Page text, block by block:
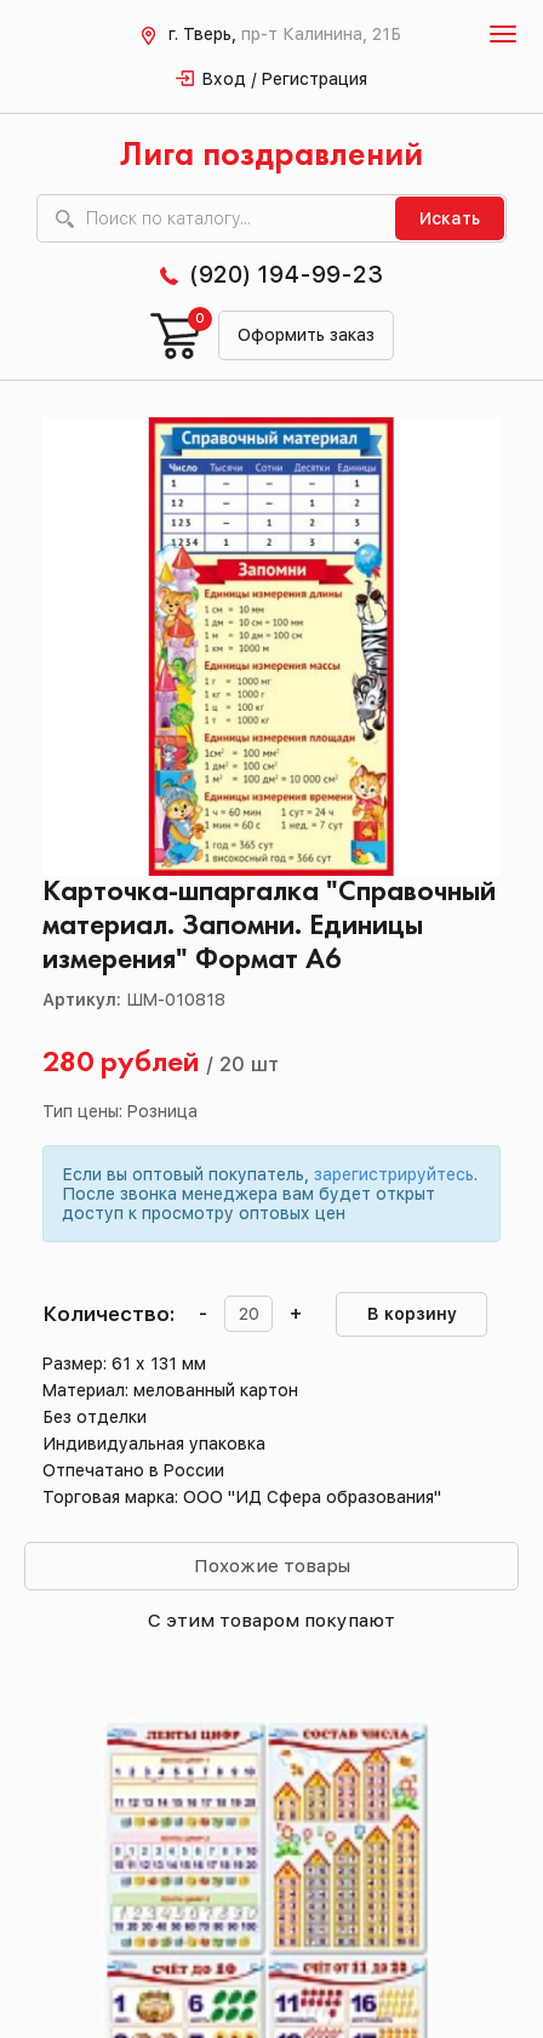
г. Тверь, пр-т Калинина, 21Б
Вход / Регистрация
Лига поздравлений
Искать
(920) 194-99-23
Оформить заказ
0
Карточка-шпаргалка "Справочный
материал. Запомни. Единицы
измерения" Формат А6
Артикул: ШМ-010818
280 рублей / 20 шт
Тип цены: Розница
Если вы оптовый покупатель, зарегистрируйтесь.
После звонка менеджера вам будет открыт
доступ к просмотру оптовых цен
Количество: - + В корзину
Размер: 61 х 131 мм
Материал: мелованный картон
Без отделки
Индивидуальная упаковка
Отпечатано в России
Торговая марка: ООО "ИД Сфера образования"
Похожие товары
С этим товаром покупают